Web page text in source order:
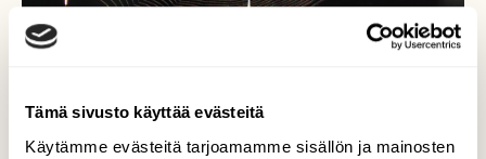
Tämä sivusto käyttää evästeitä
Käytämme evästeitä tarjoamamme sisällön ja mainosten